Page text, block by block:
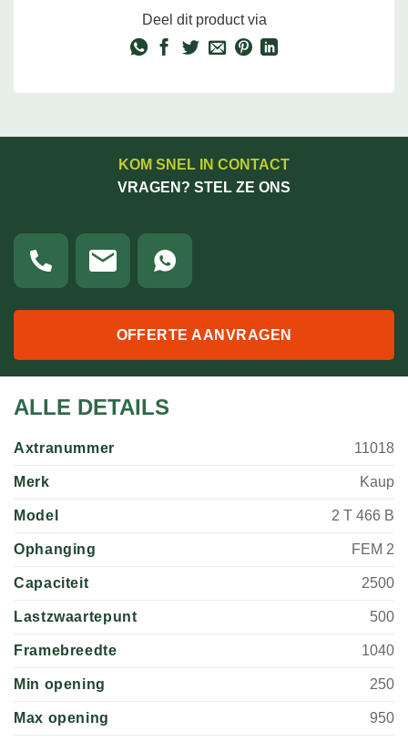
Deel dit product via
KOM SNEL IN CONTACT
VRAGEN? STEL ZE ONS
OFFERTE AANVRAGEN
ALLE DETAILS
Axtranummer 11018
Merk Kaup
Model 2 T 466 B
Ophanging FEM 2
Capaciteit 2500
Lastzwaartepunt 500
Framebreedte 1040
Min opening 250
Max opening 950